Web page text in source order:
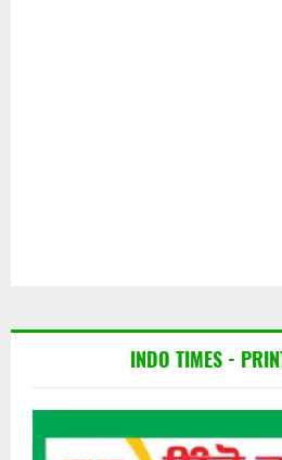
INDO TIMES -